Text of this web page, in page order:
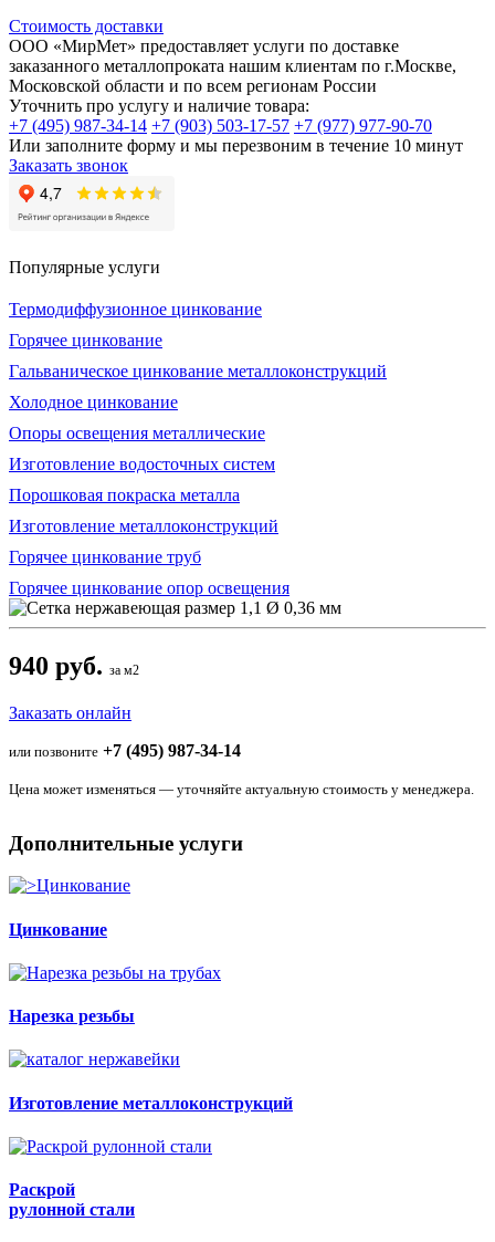
Стоимость доставки
ООО «МирМет» предоставляет услуги по доставке
заказанного металлопроката нашим клиентам по г.Москве,
Московской области и по всем регионам России
Уточнить про услугу и наличие товара:
+7 (495) 987-34-14 +7 (903) 503-17-57 +7 (977) 977-90-70
Или заполните форму и мы перезвоним в течение 10 минут
Заказать звонок
Популярные услуги
Термодиффузионное цинкование
Горячее цинкование
Гальваническое цинкование металлоконструкций
Холодное цинкование
Опоры освещения металлические
Изготовление водосточных систем
Порошковая покраска металла
Изготовление металлоконструкций
Горячее цинкование труб
Горячее цинкование опор освещения
940 руб. за м2
Заказать онлайн
или позвоните +7 (495) 987-34-14
Цена может изменяться — уточняйте актуальную стоимость у менеджера.
Дополнительные услуги
Цинкование
Нарезка резьбы
Изготовление металлоконструкций
Раскрой
рулонной стали